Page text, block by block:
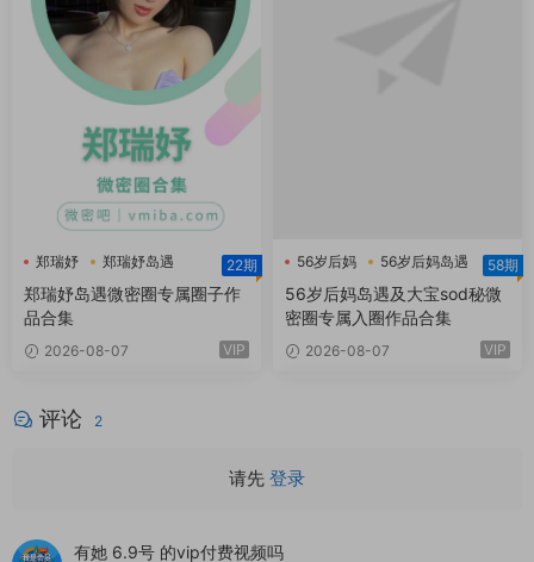
郑瑞妤
郑瑞妤岛遇
郑瑞妤微博
22期
郑瑞妤岛遇微密圈专属圈子作
品合集
2026-08-07 VIP
56岁后妈
56岁后妈岛遇
大宝sod秘
58期
56岁后妈岛遇及大宝sod秘微
密圈专属入圈作品合集
2026-08-07 VIP
评论 2
请先 登录
有她 6.9号 的vip付费视频吗